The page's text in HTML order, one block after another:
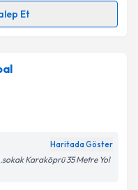
Et
takvimi talebi
almanız için bir
ile bilgilendireceğiz.
Haritada Göster
Karaköprü 35 Metre Yol